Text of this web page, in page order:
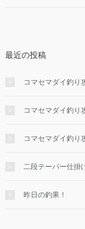
最近の投稿
コマセマダイ釣
コマセマダイ釣
コマセマダイ釣
二段テーパー仕
昨日の釣果！